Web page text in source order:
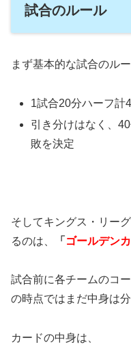
試合のルール
まず基本的な試合のルー
1試合20分ハーフ計
引き分けはなく、
敗を決定
そしてキングス・リー
るのは、
「 ゴールデン
試合前に各チームのコ
の時点ではまだ中身は
カードの中身は、